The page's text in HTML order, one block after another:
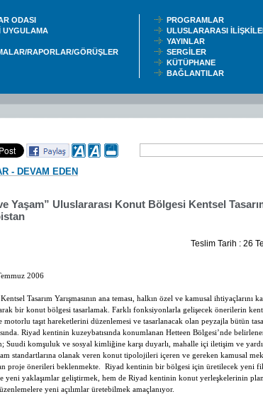
ODASI
UYGULAMA
RAPORLAR/GÖRÜŞLER
PROGRAMLAR
ULUSLARARASI
YAYINLAR
SERGİLER
KÜTÜPHANE
BAĞLANTILAR
- DEVAM EDEN
Yaşam” Uluslararası Konut Bölgesi Kentsel
Teslim Tarih : 26
2006
Kentsel Tasarım Yarışmasının ana teması, halkın özel ve kamusal ihtiyaçlarını
bir konut bölgesi tasarlamak. Farklı fonksiyonlarla gelişecek önerilerin
motorlu taşıt hareketlerini düzenlemesi ve tasarlanacak olan peyzajla bütün
Riyad kentinin kuzeybatısında konumlanan Hetteen Bölgesi’nde
Suudi komşuluk ve sosyal kimliğine karşı duyarlı, mahalle içi iletişim ve
standartlarına olanak veren konut tipolojileri içeren ve gereken kamusal
proje önerileri beklenmekte.
Riyad kentinin bir bölgesi için üretilecek yeni
yaklaşımlar geliştirmek, hem de Riyad kentinin konut yerleşkelerinin
yeni açılımlar üretebilmek amaçlanıyor.